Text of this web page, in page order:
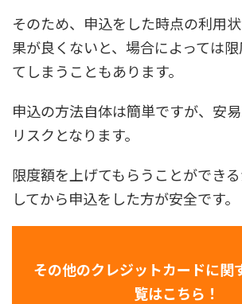
そのため、申込をした時点の利用
果が良くないと、場合によっては
てしまうこともあります。
申込の方法自体は簡単ですが、安
リスクとなります。
限度額を上げてもらうことができ
してから申込をした方が安全です。
その他のクレジットカードに関
覧はこちら！